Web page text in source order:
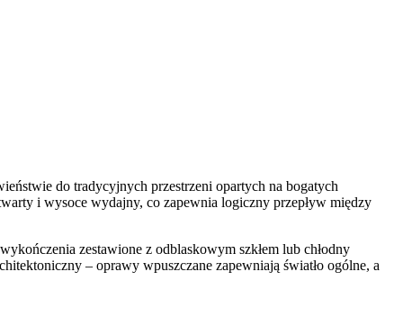
do tradycyjnych przestrzeni opartych na bogatych
i wysoce wydajny, co zapewnia logiczny przepływ między
zestawione z odblaskowym szkłem lub chłodny
– oprawy wpuszczane zapewniają światło ogólne, a